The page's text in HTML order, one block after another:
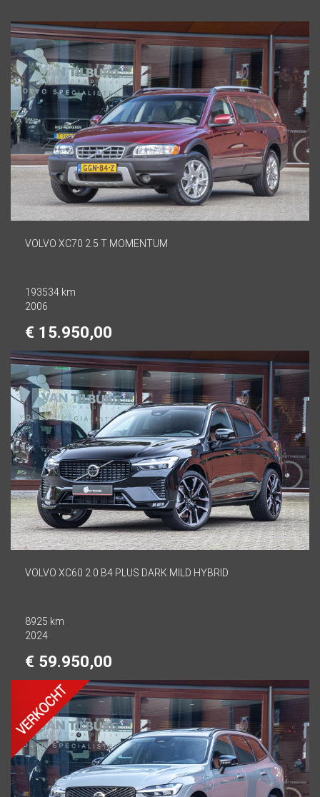
VOLVO XC70 2.5 T MOMENTUM
193534 km
2006
€ 15.950,00
VOLVO XC60 2.0 B4 PLUS DARK MILD HYBRID
8925 km
2024
€ 59.950,00